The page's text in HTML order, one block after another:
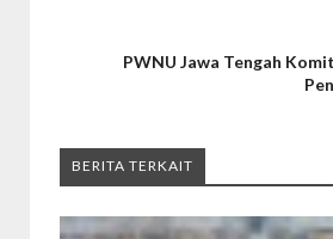
PWNU Jawa Tengah
BERITA TERKAIT